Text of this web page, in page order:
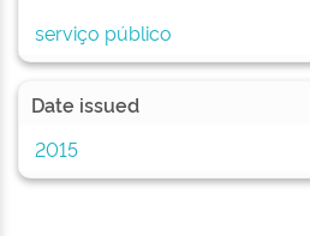
serviço público
Date issued
2015